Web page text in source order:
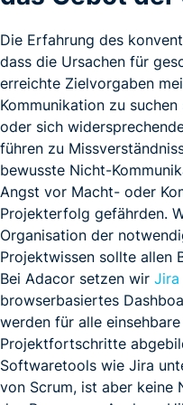
Die Erfahrung des
dass die Ursachen für
erreichte Zielvorgaben
Kommunikation zu
oder sich
führen zu
bewusste Nicht-
Angst vor Macht- oder
Projekterfolg gefährden.
Organisation der
Projektwissen sollte allen
Bei Adacor setzen wir Jira
browserbasiertes
werden für alle
Projektfortschritte
Softwaretools wie Jira
von Scrum, ist aber keine